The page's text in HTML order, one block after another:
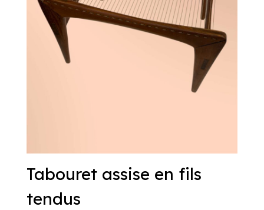
Tabouret assise en fils
tendus